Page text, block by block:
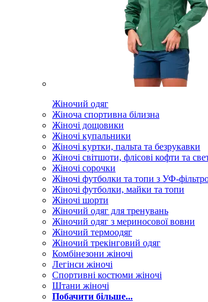
Жіночий одяг
Жіноча спортивна білизна
Жіночі дощовики
Жіночі купальники
Жіночі куртки, пальта та безрукавки
Жіночі світшоти, флісові кофти та
Жіночі сорочки
Жіночі футболки та топи з УФ-
Жіночі футболки, майки та топи
Жіночі шорти
Жіночий одяг для тренувань
Жіночий одяг з мериносової вовни
Жіночий термоодяг
Жіночий трекінговий одяг
Комбінезони жіночі
Легінси жіночі
Спортивні костюми жіночі
Штани жіночі
Побачити більше...